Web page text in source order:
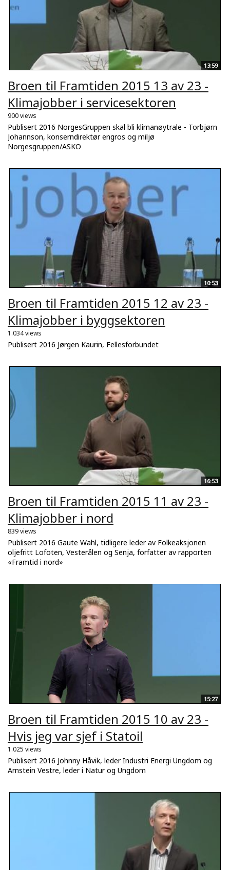
13:59
Broen til Framtiden 2015 13 av 23 -
Klimajobber i servicesektoren
900 views
Publisert 2016 NorgesGruppen skal bli klimanøytrale - Torbjørn
Johannson, konserndirektør engros og miljø
Norgesgruppen/ASKO
10:53
Broen til Framtiden 2015 12 av 23 -
Klimajobber i byggsektoren
1.034 views
Publisert 2016 Jørgen Kaurin, Fellesforbundet
16:53
Broen til Framtiden 2015 11 av 23 -
Klimajobber i nord
839 views
Publisert 2016 Gaute Wahl, tidligere leder av Folkeaksjonen
oljefritt Lofoten, Vesterålen og Senja, forfatter av rapporten
«Framtid i nord»
15:27
Broen til Framtiden 2015 10 av 23 -
Hvis jeg var sjef i Statoil
1.025 views
Publisert 2016 Johnny Håvik, leder Industri Energi Ungdom og
Arnstein Vestre, leder i Natur og Ungdom